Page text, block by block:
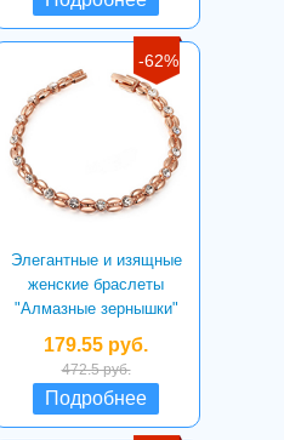
-62%
Элегантные и изящные
женские браслеты
"Алмазные зернышки"
179.55 руб.
472.5 руб.
Подробнее